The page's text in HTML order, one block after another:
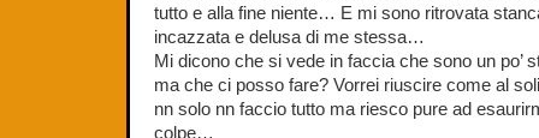
tutto e alla fine niente… E mi sono ritrovata
incazzata e delusa di me stessa…
Mi dicono che si vede in faccia che sono un po’
ma che ci posso fare? Vorrei riuscire come al
nn solo nn faccio tutto ma riesco pure ad
colpe…